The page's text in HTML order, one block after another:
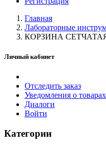
Главная
Лабораторные
КОРЗИНА
Личный кабинет
Отследить заказ
Уведомления о товарах
Диалоги
Войти
Категории